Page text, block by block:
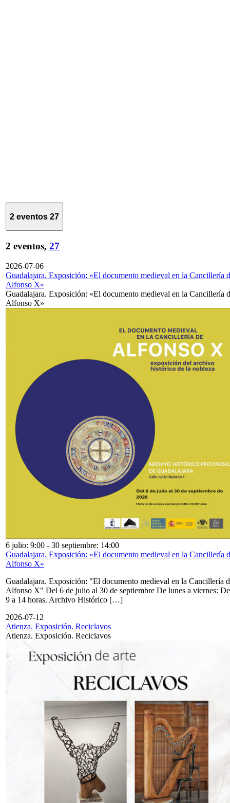
2 eventos 27
2 eventos, 27
2026-07-06
Guadalajara. Exposición: «El documento medieval en la Cancillería
Alfonso X»
Guadalajara. Exposición: «El documento medieval en la Cancillería
Alfonso X»
6 julio: 9:00 - 30 septiembre: 14:00
Guadalajara. Exposición: «El documento medieval en la Cancillería
Alfonso X»
Guadalajara. Exposición: "El documento medieval en la Cancillería
Alfonso X" Del 6 de julio al 30 de septiembre De lunes a viernes: De
9 a 14 horas. Archivo Histórico […]
2026-07-12
Atienza. Exposición. Reciclavos
Atienza. Exposición. Reciclavos